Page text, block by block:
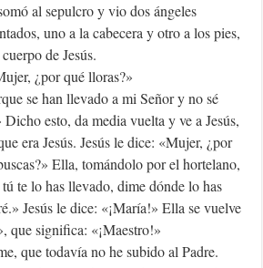
al sepulcro y vio dos ángeles
uno a la cabecera y otro a los pies,
de Jesús.
¿por qué lloras?»
se han llevado a mi Señor y no sé
esto, da media vuelta y ve a Jesús,
era Jesús. Jesús le dice: «Mujer, ¿por
Ella, tomándolo por el hortelano,
te lo has llevado, dime dónde lo has
Jesús le dice: «¡María!» Ella se vuelve
que significa: «¡Maestro!»
que todavía no he subido al Padre.